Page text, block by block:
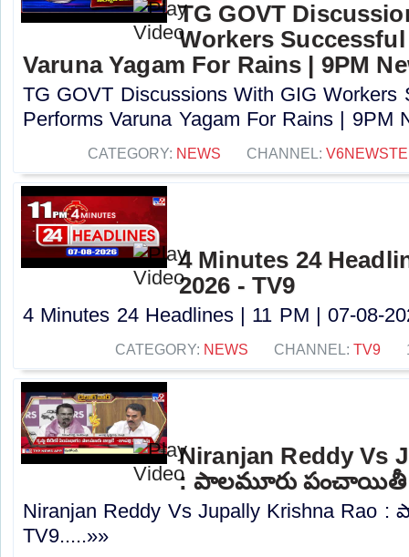
TG GOVT
Workers
Varuna Yagam For Rains | 9PM
TG GOVT Discussions With GIG Workers
Performs Varuna Yagam For Rains | 9PM
CATEGORY: NEWS CHANNEL:
4 Minutes 24
2026 - TV9
4 Minutes 24 Headlines | 11 PM | 07-08-
CATEGORY: NEWS CHANNEL: TV9
Niranjan Reddy Vs
: పాలమూరు పంచాయితీ
Niranjan Reddy Vs Jupally Krishna
TV9.....»»